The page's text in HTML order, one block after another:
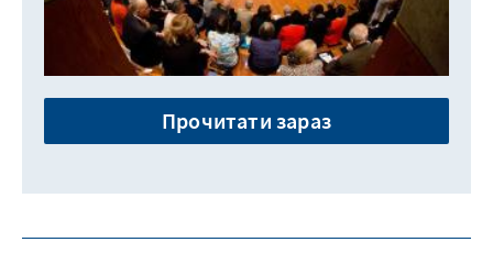
Прочитати зараз